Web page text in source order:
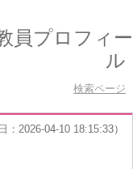
員プロフィー
ル
検索ページ
2026-04-10 18:15:33）